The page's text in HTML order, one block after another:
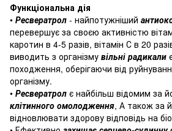
Функціональна дія
• Ресвератрол - найпотужніший
перевершує за своєю активністю
каротин в 4-5 разів, вітамін С в 20
виводить з організму вільні радикали
походження, оберігаючи від
організму.
• Ресвератрол є найбільш відомим за
клітинного омолодження, А також за
відновлювати здорову відповідь на